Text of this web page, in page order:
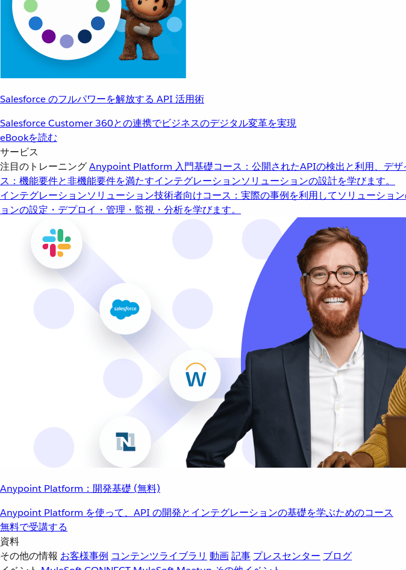
Salesforce のフルパワーを解放する API 活用術
Salesforce Customer 360との連携でビジネスのデジタル変革を実現
eBookを読む
サービス
注目のトレーニングAnypoint Platform 入門基礎コース：公開されたAPIの検出と利用、デ
ス：機能要件と非機能要件を満たすインテグレーションソリューションの設計を学びます。
インテグレーションソリューション技術者向けコース：実際の事例を利用してソリューション
ョンの設定・デプロイ・管理・監視・分析を学びます。
Anypoint Platform：開発基礎 (無料)
Anypoint Platform を使って、API の開発とインテグレーションの基礎を学ぶためのコース
無料で受講する
資料
その他の情報 お客様事例 コンテンツライブラリ 動画記事 プレスセンター ブログ